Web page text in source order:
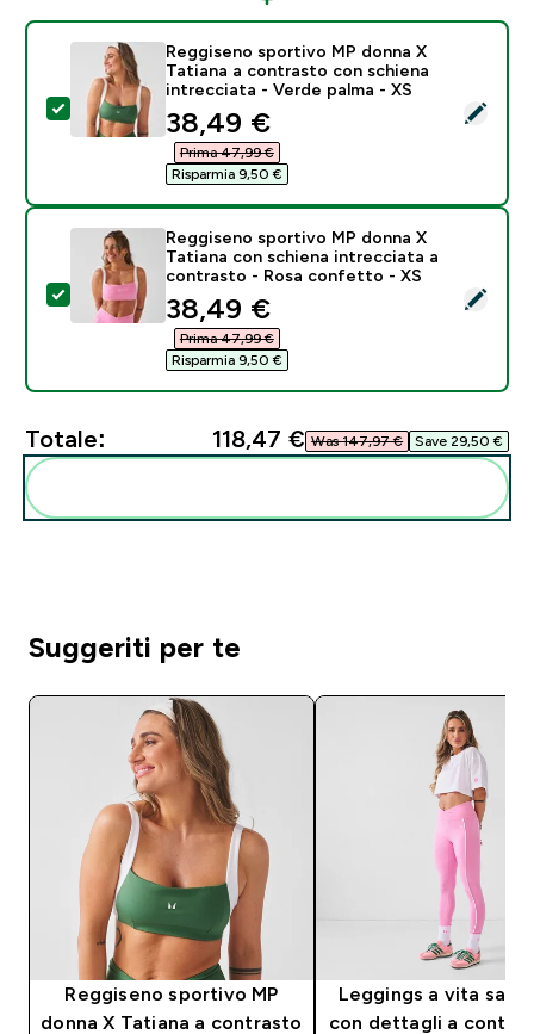
Seleziona questo prodotto - Reggiseno sportivo MP
Reggiseno sportivo MP donna X
Tatiana a contrasto con schiena
intrecciata - Verde palma - XS
discounted price
38,49 €‎
Prima 47,99 €‎
Risparmia 9,50 €‎
Seleziona questo prodotto - Reggiseno sportivo
Reggiseno sportivo MP donna X
Tatiana con schiena intrecciata a
contrasto - Rosa confetto - XS
discounted price
38,49 €‎
Prima 47,99 €‎
Risparmia 9,50 €‎
Totale: 118,47 €‎ Was 147,97 €‎ Save 29,50 €‎
Suggeriti per te
Reggiseno sportivo MP
donna X Tatiana a contrasto
Leggings a vita
con dettagli a